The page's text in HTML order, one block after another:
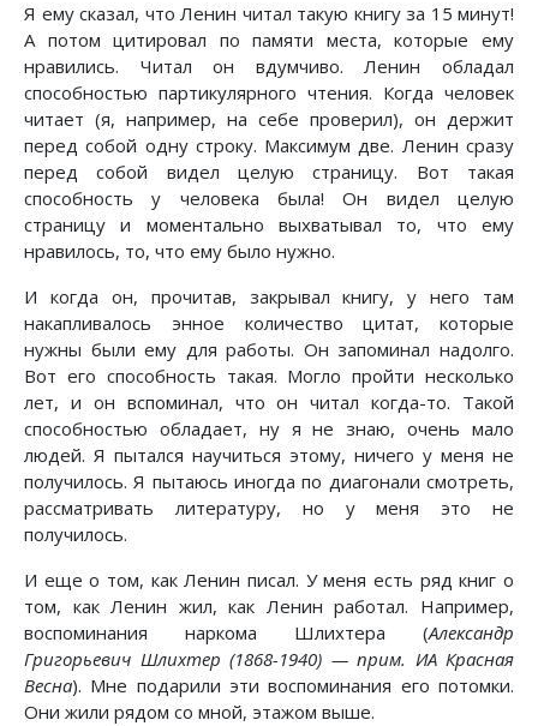
Я ему сказал, что Ленин читал такую книгу за 15 минут!
А потом цитировал по памяти места, которые ему
нравились. Читал он вдумчиво. Ленин обладал
способностью партикулярного чтения. Когда человек
читает (я, например, на себе проверил), он держит
перед собой одну строку. Максимум две. Ленин сразу
перед собой видел целую страницу. Вот такая
способность у человека была! Он видел целую
страницу и моментально выхватывал то, что ему
нравилось, то, что ему было нужно.
И когда он, прочитав, закрывал книгу, у него там
накапливалось энное количество цитат, которые
нужны были ему для работы. Он запоминал надолго.
Вот его способность такая. Могло пройти несколько
лет, и он вспоминал, что он читал когда-то. Такой
способностью обладает, ну я не знаю, очень мало
людей. Я пытался научиться этому, ничего у меня не
получилось. Я пытаюсь иногда по диагонали смотреть,
рассматривать литературу, но у меня это не
получилось.
И еще о том, как Ленин писал. У меня есть ряд книг о
том, как Ленин жил, как Ленин работал. Например,
воспоминания наркома Шлихтера (Александр
Григорьевич Шлихтер (1868-1940) — прим. ИА Красная
Весна). Мне подарили эти воспоминания его потомки.
Они жили рядом со мной, этажом выше.